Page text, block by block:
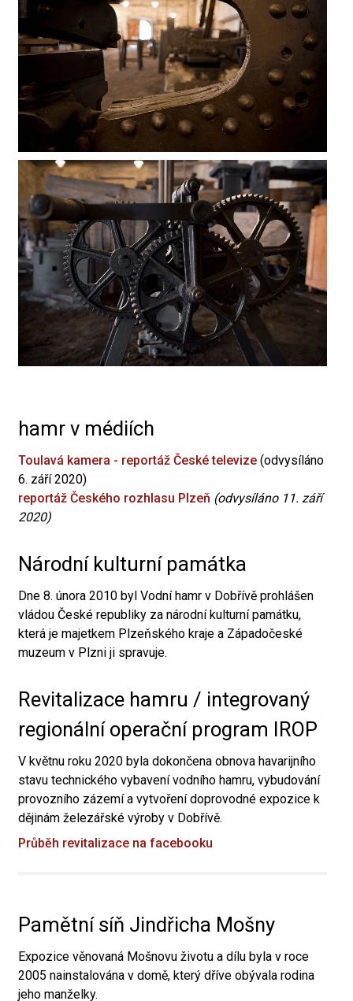
hamr v médiích
Toulavá kamera - reportáž České televize (odvysíláno
6. září 2020)
reportáž Českého rozhlasu Plzeň (odvysíláno 11. září
2020)
Národní kulturní památka
Dne 8. února 2010 byl Vodní hamr v Dobřívě prohlášen
vládou České republiky za národní kulturní památku,
která je majetkem Plzeňského kraje a Západočeské
muzeum v Plzni ji spravuje.
Revitalizace hamru / integrovaný
regionální operační program IROP
V květnu roku 2020 byla dokončena obnova havarijního
stavu technického vybavení vodního hamru, vybudování
provozního zázemí a vytvoření doprovodné expozice k
dějinám železářské výroby v Dobřívě.
Průběh revitalizace na facebooku
Pamětní síň Jindřicha Mošny
Expozice věnovaná Mošnovu životu a dílu byla v roce
2005 nainstalována v domě, který dříve obývala rodina
jeho manželky.